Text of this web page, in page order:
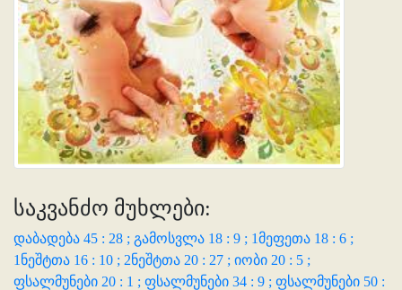
საკვანძო მუხლები:
დაბადება 45 : 28 ; გამოსვლა 18 : 9 ; 1მეფეთა 18 : 6 ;
1ნეშტთა 16 : 10 ; 2ნეშტთა 20 : 27 ; იობი 20 : 5 ;
ფსალმუნები 20 : 1 ; ფსალმუნები 34 : 9 ; ფსალმუნები 50 :